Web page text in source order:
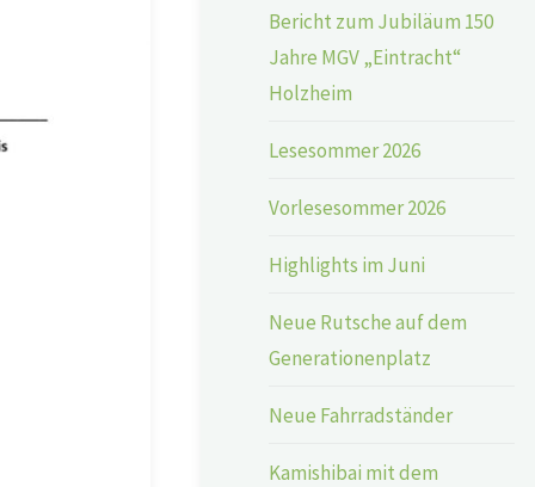
Bericht zum Jubiläum 150
Jahre MGV „Eintracht“
Holzheim
Lesesommer 2026
Vorlesesommer 2026
Highlights im Juni
Neue Rutsche auf dem
Generationenplatz
Neue Fahrradständer
Kamishibai mit dem